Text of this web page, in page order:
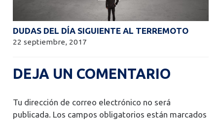
DUDAS DEL DÍA SIGUIENTE AL TERREMOTO
22 septiembre, 2017
DEJA UN COMENTARIO
Tu dirección de correo electrónico no será
publicada. Los campos obligatorios están marcados